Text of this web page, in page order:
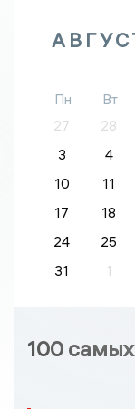
Пн Вт
27
28
3
4
10
11
17
18
24
25
31
1
100